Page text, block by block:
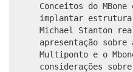
Conceitos do
implantar
Michael Stanton
apresentação sobre
Multiponto e o
considerações